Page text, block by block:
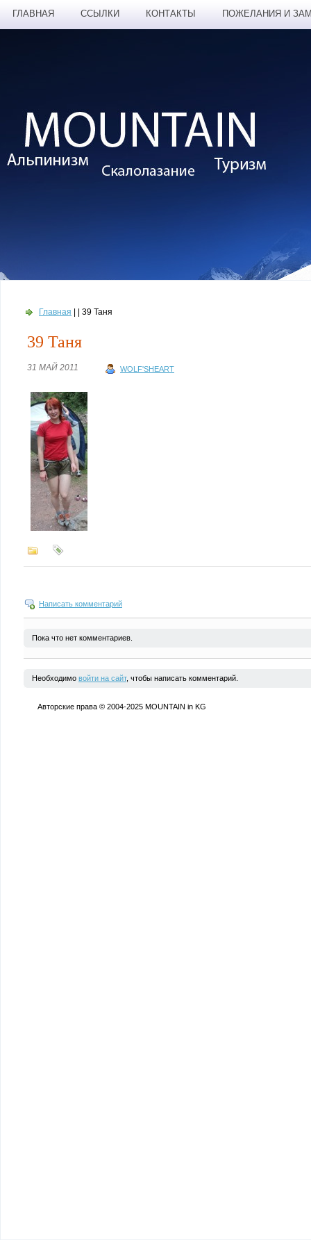
ГЛАВНАЯ ССЫЛКИ КОНТАКТЫ ПОЖЕЛАНИЯ И
Главная | | 39 Таня
39 Таня
31 МАЙ 2011 WOLF'SHEART
Написать комментарий
Пока что нет комментариев.
Необходимо войти на сайт, чтобы написать комментарий.
Авторские права © 2004-2025 MOUNTAIN in KG